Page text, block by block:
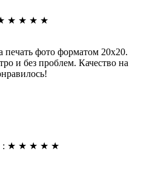
★ ★ ★ ★
печать фото форматом 20х20.
и без проблем. Качество на
: ★ ★ ★ ★ ★